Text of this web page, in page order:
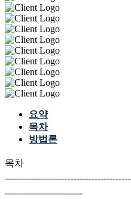
요약
목차
방법론
목차
--------------------------